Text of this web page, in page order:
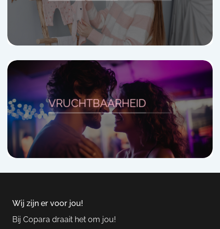
VRUCHTBAARHEID
Wij zijn er voor jou!
Bij Copara draait het om jou!